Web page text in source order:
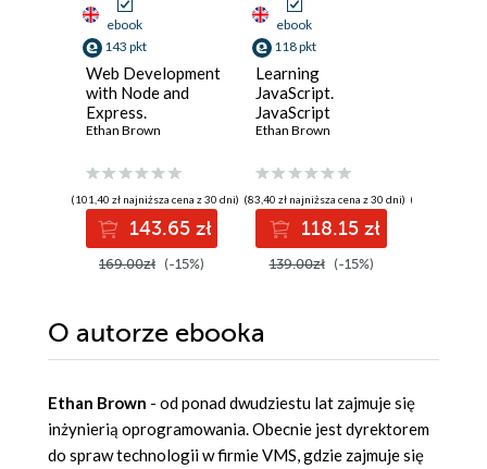
ebook
143 pkt
Web Development
with Node and
Express.
Leveraging the
2nd Edition
Ethan Brown
(101,40 zł najniższa cena z 30 dni)
143.65 zł
169.00zł (-15%)
ebook
118 pkt
Learning
JavaScript.
JavaScript
Essentials for
Application
Development. 3rd
Edition
Ethan Brown
(83,40 zł najniższa cena z 30 dni)
118.15 zł
139.00zł (-15%)
(139,00 zł
O autorze ebooka
Ethan Brown - od ponad dwudziestu lat zajmuje się
inżynierią oprogramowania. Obecnie jest dyrektorem
do spraw technologii w firmie VMS, gdzie zajmuje się